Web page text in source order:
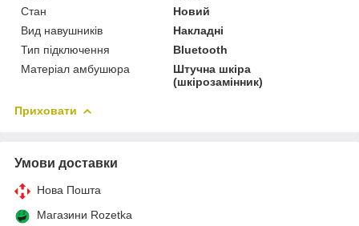
Стан
Новий
Вид навушників
Накладні
Тип підключення
Bluetooth
Матеріал амбушюра
Штучна шкіра
(шкірозамінник)
Приховати
Умови доставки
Нова Пошта
Магазини Rozetka